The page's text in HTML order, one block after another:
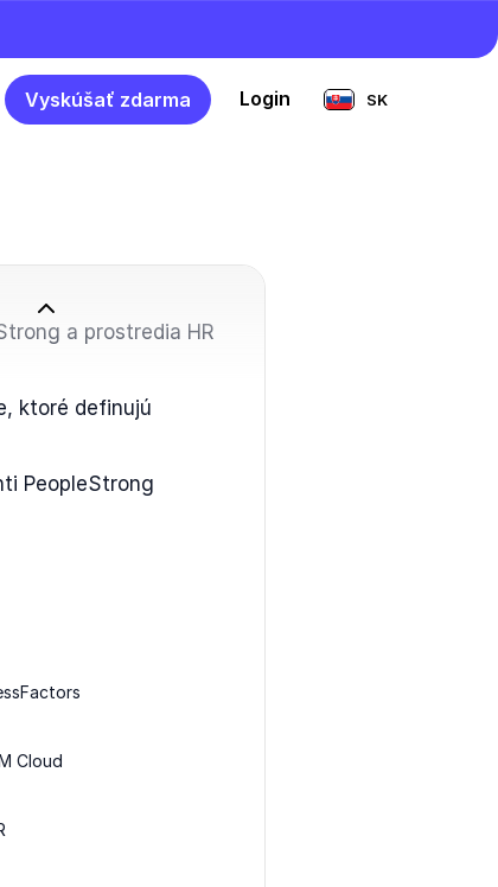
Vyskúšať zdarma Login SK
a prostredia HR
ktoré definujú
PeopleStrong
Cloud